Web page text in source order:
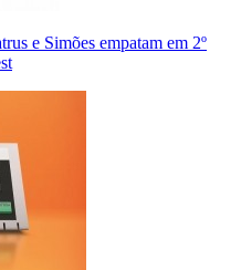
e Simões empatam em 2º